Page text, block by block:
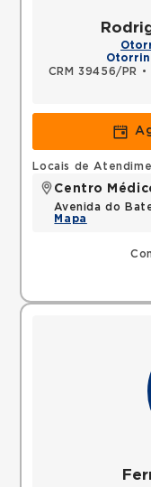
CRM 39456/PR
•
Locais de
Centro
Avenida do
Mapa